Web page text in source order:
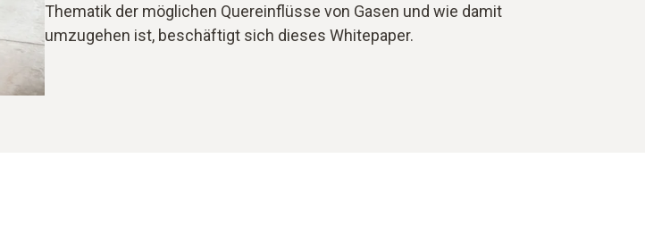
Thematik der möglichen Quereinflüsse von Gasen und wie damit
umzugehen ist, beschäftigt sich dieses Whitepaper.